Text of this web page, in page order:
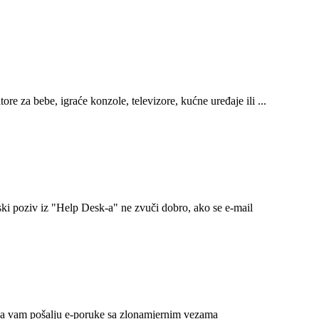
za bebe, igraće konzole, televizore, kućne uređaje ili ...
poziv iz "Help Desk-a" ne zvuči dobro, ako se e-mail
pošalju e-poruke sa zlonamjernim vezama